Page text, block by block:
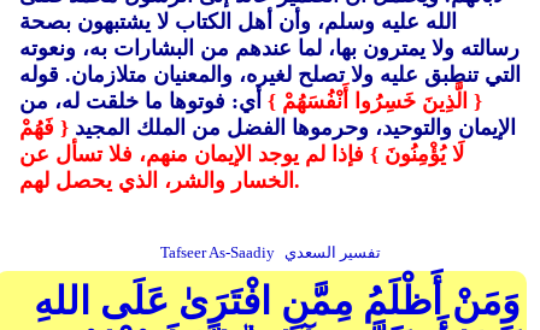
الله عليه وسلم، وأن أهل الكتاب لا يشتبهون بصحة
رسالته ولا يمترون بها، لما عندهم من البشارات به، ونعوته
التي تنطبق عليه ولا تصلح لغيره، والمعنيان متلازمان. قوله
{ الَّذِينَ خَسِرُوا أَنْفُسَهُمْ } أي: فوتوها ما خلقت له، من
الإيمان والتوحيد، وحرموها الفضل من الملك المجيد { فَهُمْ
لَا يُؤْمِنُونَ } فإذا لم يوجد الإيمان منهم، فلا تسأل عن
الخسار والشر، الذي يحصل لهم.
Tafseer As-Saadiy تفسير السعدي
وَمَنْ أَظْلَمُ مِمَّنِ افْتَرَىٰ عَلَى اللهِ